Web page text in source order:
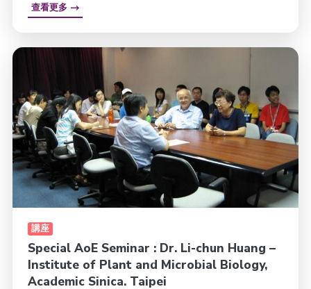
查看更多
講座
Special AoE Seminar : Dr. Li-chun Huang –
Institute of Plant and Microbial Biology,
Academic Sinica. Taipei